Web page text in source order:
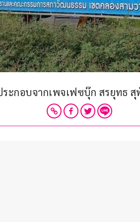
กอบจากเพจเฟซบุ๊ก สรยุทธ สุ